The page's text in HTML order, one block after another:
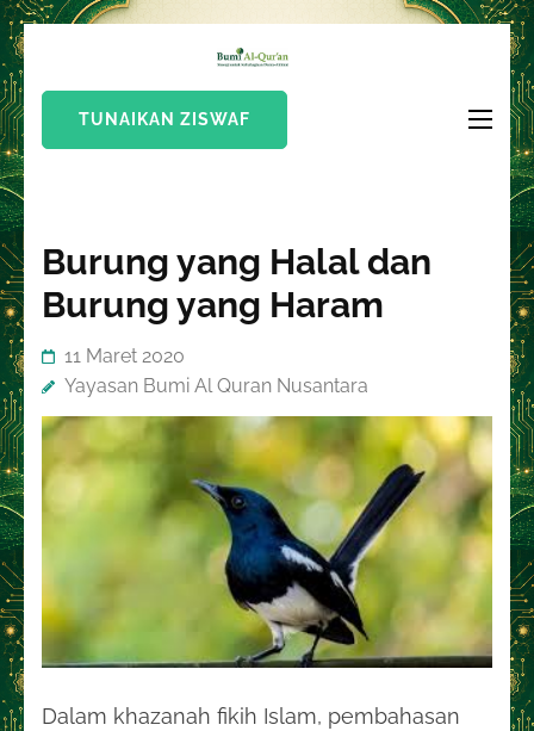
Lompat
konten
(Tekan
Enter)
Kebahagiaan Dunia-
TUNAIKAN ZISWAF
Burung yang Halal dan
Burung yang Haram
11 Maret 2020
Yayasan Bumi Al Quran Nusantara
Dalam khazanah fikih Islam, pembahasan